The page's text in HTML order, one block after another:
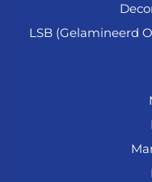
LSB (Gelamineerd